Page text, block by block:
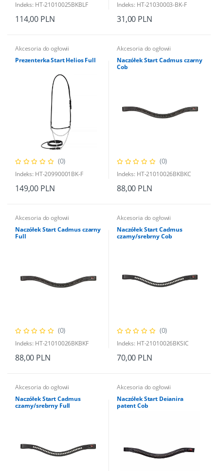
Indeks: HT-21010025BKBLF
114,00 PLN
Indeks: HT-21030003-BK-F
31,00 PLN
Akcesoria do ogłowii
Prezenterka Start Helios Full
(0)
Indeks: HT-20990001BK-F
149,00 PLN
Akcesoria do ogłowii
Naczółek Start Cadmus czarny
Cob
(0)
Indeks: HT-21010026BKBKC
88,00 PLN
Akcesoria do ogłowii
Naczółek Start Cadmus czarny
Full
(0)
Indeks: HT-21010026BKBKF
88,00 PLN
Akcesoria do ogłowii
Naczółek Start Cadmus
czarny/srebrny Cob
(0)
Indeks: HT-21010026BKSIC
70,00 PLN
Akcesoria do ogłowii
Naczółek Start Cadmus
czarny/srebrny Full
Akcesoria do ogłowii
Naczółek Start Deianira
patent Cob